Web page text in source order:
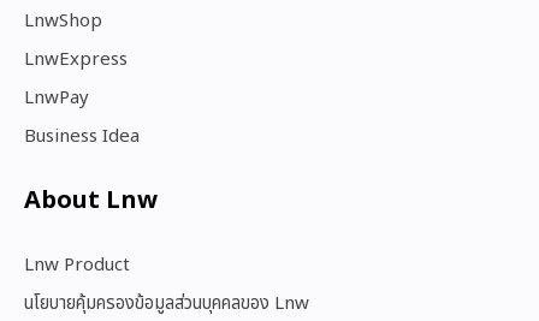
LnwShop
LnwExpress
LnwPay
Business Idea
About Lnw​
Lnw Product
นโยบายคุ้มครองข้อมูลส่วนบุคคลของ Lnw